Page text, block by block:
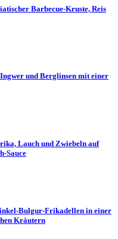
Barbecue-Kruste, Reis
und Berglinsen mit einer
Lauch und Zwiebeln auf
Sauce
Bulgur-Frikadellen in einer
Kräutern